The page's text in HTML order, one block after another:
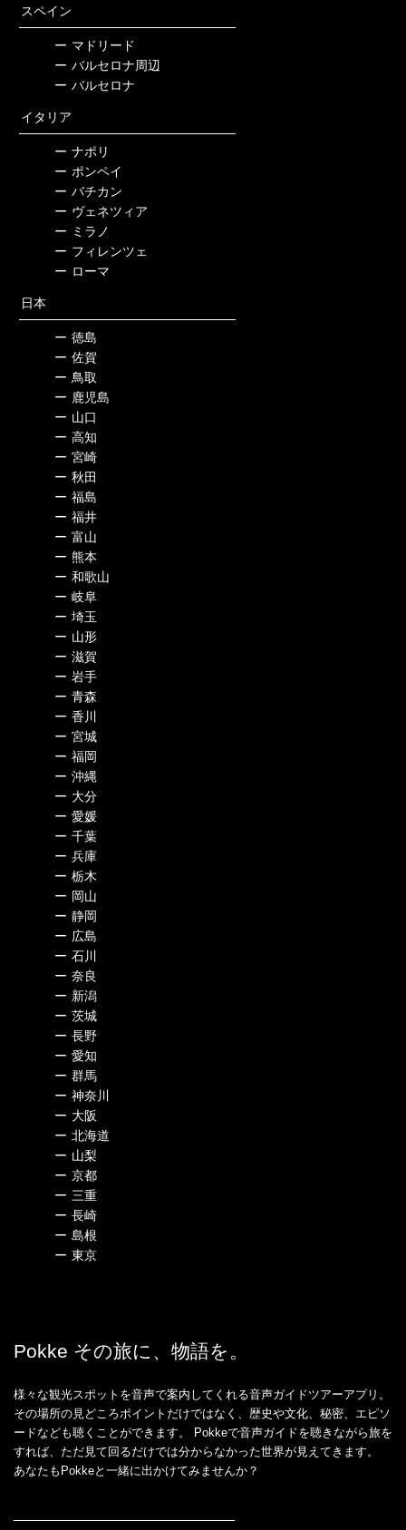
スペイン
ー マドリード
ー バルセロナ周辺
ー バルセロナ
イタリア
ー ナポリ
ー ポンペイ
ー バチカン
ー ヴェネツィア
ー ミラノ
ー フィレンツェ
ー ローマ
日本
ー 徳島
ー 佐賀
ー 鳥取
ー 鹿児島
ー 山口
ー 高知
ー 宮崎
ー 秋田
ー 福島
ー 福井
ー 富山
ー 熊本
ー 和歌山
ー 岐阜
ー 埼玉
ー 山形
ー 滋賀
ー 岩手
ー 青森
ー 香川
ー 宮城
ー 福岡
ー 沖縄
ー 大分
ー 愛媛
ー 千葉
ー 兵庫
ー 栃木
ー 岡山
ー 静岡
ー 広島
ー 石川
ー 奈良
ー 新潟
ー 茨城
ー 長野
ー 愛知
ー 群馬
ー 神奈川
ー 大阪
ー 北海道
ー 山梨
ー 京都
ー 三重
ー 長崎
ー 島根
ー 東京
Pokke その旅に、物語を。
様々な観光スポットを音声で案内してくれる音声ガイドツアーアプリ。
その場所の見どころポイントだけではなく、歴史や文化、秘密、エピソ
ードなども聴くことができます。 Pokkeで音声ガイドを聴きながら旅を
すれば、ただ見て回るだけでは分からなかった世界が見えてきます。
あなたもPokkeと一緒に出かけてみませんか？